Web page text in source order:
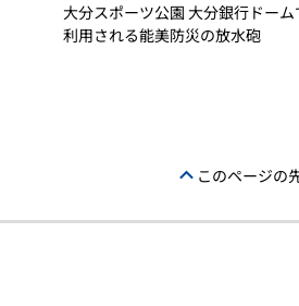
大分スポーツ公園 大分銀行ドーム
利用される能美防災の放水砲
このページの